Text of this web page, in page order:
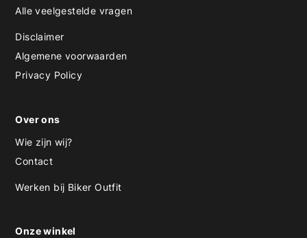
Alle veelgestelde vragen
Disclaimer
Algemene voorwaarden
Privacy Policy
Over ons
Wie zijn wij?
Contact
Werken bij Biker Outfit
Onze winkel